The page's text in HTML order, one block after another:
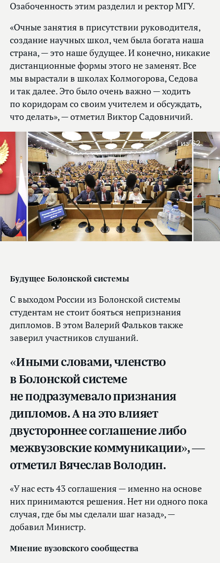
Озабоченность этим разделил и ректор МГУ.
«Очные занятия в присутствии руководителя,
создание научных школ, чем была богата наша
страна, — это наше будущее. И конечно, никакие
дистанционные формы этого не заменят. Все
мы вырастали в школах Колмогорова, Седова
и так далее. Это было очень важно — ходить
по коридорам со своим учителем и обсуждать,
что делать», — отметил Виктор Садовничий.
1из 62
Будущее Болонской системы
С выходом России из Болонской системы
студентам не стоит бояться непризнания
дипломов. В этом Валерий Фальков также
заверил участников слушаний.
«Иными словами, членство
в Болонской системе
не подразумевало признания
дипломов. А на это влияет
двустороннее соглашение либо
межвузовские коммуникации», —
отметил Вячеслав Володин.
«У нас есть 43 соглашения — именно на основе
них принимаются решения. Нет ни одного пока
случая, где бы мы сделали шаг назад», —
добавил Министр.
Мнение вузовского сообщества